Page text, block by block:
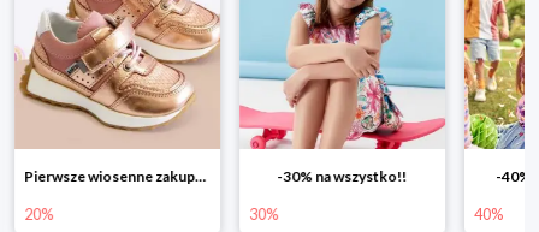
-30% na wszystko!!
30%
-40% na drugą sztukę
40% 25%